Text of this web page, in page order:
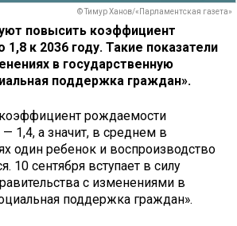
© Тимур Ханов/«Парламентская газета»
повысить коэффициент
к 2036 году. Такие показатели
в государственную
поддержка граждан».
рождаемости
1,4, а значит, в среднем в
один ребенок и воспроизводство
10 сентября вступает в силу
с изменениями в
поддержка граждан».